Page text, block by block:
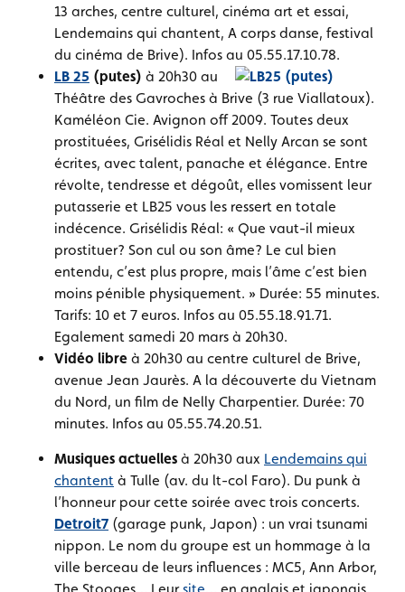
13 arches, centre culturel, cinéma art et essai,
Lendemains qui chantent, A corps danse, festival
du cinéma de Brive). Infos au 05.55.17.10.78.
LB 25 (putes) à 20h30 au
Théâtre des Gavroches à Brive (3 rue Viallatoux).
Kaméléon Cie. Avignon off 2009. Toutes deux
prostituées, Grisélidis Réal et Nelly Arcan se sont
écrites, avec talent, panache et élégance. Entre
révolte, tendresse et dégoût, elles vomissent leur
putasserie et LB25 vous les ressert en totale
indécence. Grisélidis Réal: « Que vaut-il mieux
prostituer? Son cul ou son âme? Le cul bien
entendu, c’est plus propre, mais l’âme c’est bien
moins pénible physiquement. » Durée: 55 minutes.
Tarifs: 10 et 7 euros. Infos au 05.55.18.91.71.
Egalement samedi 20 mars à 20h30.
Vidéo libre à 20h30 au centre culturel de Brive,
avenue Jean Jaurès. A la découverte du Vietnam
du Nord, un film de Nelly Charpentier. Durée: 70
minutes. Infos au 05.55.74.20.51.
Musiques actuelles à 20h30 aux Lendemains qui
chantent à Tulle (av. du lt-col Faro). Du punk à
l’honneur pour cette soirée avec trois concerts.
Detroit7 (garage punk, Japon) : un vrai tsunami
nippon. Le nom du groupe est un hommage à la
ville berceau de leurs influences : MC5, Ann Arbor,